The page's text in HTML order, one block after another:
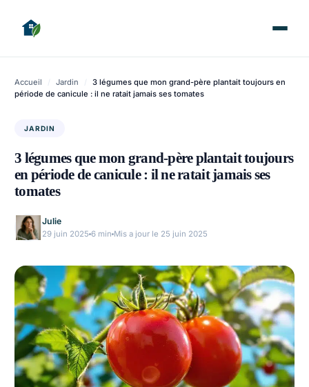
Accueil / Jardin /
3 légumes que mon grand-père plantait toujours en
période de canicule : il ne ratait jamais ses tomates
JARDIN
3 légumes que mon grand-père plantait toujours
en période de canicule : il ne ratait jamais ses
tomates
Julie
29 juin 2025 6 min Mis a jour le 25 juin 2025